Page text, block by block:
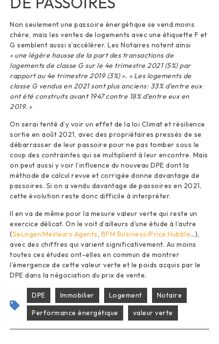
Non seulement une passoire énergétique se vend moins
chère, mais les ventes de logements avec une étiquette F et
G semblent aussi s’accélérer. Les Notaires notent ainsi
« une légère hausse de la part des transactions de
logements de classe G sur le 4e trimestre 2021 (5%) par
rapport au 4e trimestre 2019 (3%) ». « Les logements de
classe G vendus en 2021 sont plus anciens: 33% d’entre eux
ont été construits avant 1947 contre 18% d’entre eux en
2019. »
On serai tenté d’y voir un effet de la loi Climat et résilience
sortie en août 2021, avec des propriétaires pressés de se
débarrasser de leur passoire pour ne pas tomber sous le
coup des contraintes qui se multiplient à leur encontre. Mais
on peut aussi y voir l’influence du nouveau DPE dont la
méthode de calcul revue et corrigée donne davantage de
passoires. Si on a vendu davantage de passoires en 2021,
cette évolution reste donc difficile à interpréter.
Il en va de même pour la mesure valeur verte qui reste un
exercice délicat. On le voit d’ailleurs d’une étude à l’autre
(SeLoger/Meilleurs Agents, BFM Business/Price Hubble…),
avec des chiffres qui varient significativement. Au moins
toutes ces études ont-elles en commun de montrer
l’émergence de cette valeur verte et le poids acquis par le
DPE dans la négociation du prix de vente.
DPE Immobilier Logement
Notaire
Performance énergétique
valeur verte